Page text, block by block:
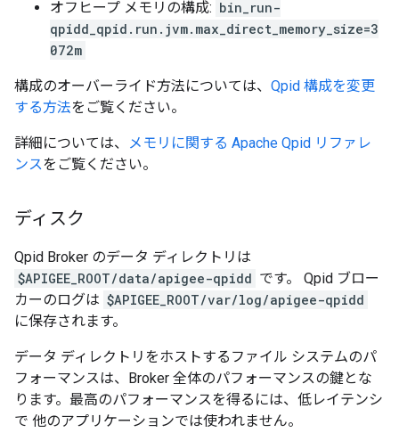
オフヒープ メモリの構成: bin_run-
qpidd_qpid.run.jvm.max_direct_memory_size=3
072m
構成のオーバーライド方法については、 Qpid 構成を変更
する方法をご覧ください。
詳細については、
メモリに関する Apache Qpid リファレ
ンスをご覧ください。
ディスク
Qpid Broker のデータ ディレクトリは
$APIGEE_ROOT/data/apigee-qpidd です。 Qpid ブロー
カーのログは $APIGEE_ROOT/var/log/apigee-qpidd
に保存されます。
データ ディレクトリをホストするファイル システムのパ
フォーマンスは、Broker 全体のパフォーマンスの鍵とな
ります。最高のパフォーマンスを得るには、低レイテンシ
で 他のアプリケーションでは使われません。